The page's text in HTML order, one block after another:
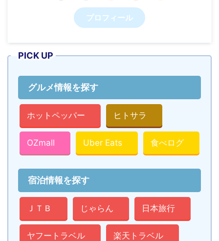
プロフィール
PICK UP
グルメ情報を探す
ホットペッパー ヒトサラ
OZmall Uber Eats 食べログ
宿泊情報を探す
ＪＴＢ じゃらん 日本旅行
ヤフートラベル 楽天トラベル